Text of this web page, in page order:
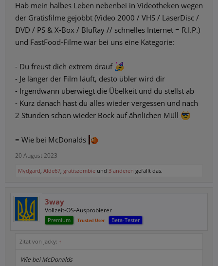
Hab mein halbes Leben nebenbei in Videotheken wegen
der Gratisfilme gejobbt (Video 2000 / VHS / LaserDisc /
DVD / PS & X-Box / BluRay // schnelles Internet = R.I.P.)
und FastFood-Filme war bei uns eine Kategorie:
- Du freust dich extrem drauf
- Je länger der Film läuft, desto übler wird dir
- Irgendwann überwiegt die Übelkeit und du stellst ab
- Kurz danach hast du alles wieder vergessen und nach
2 Stunden schon wieder Bock auf ähnlichen Müll
= Wie bei McDonalds
20 August 2023
Mydgard, Alde67, gratiszombie und 3 anderen gefällt das.
3way
Vollzeit-OS-Ausprobierer
Premium Trusted User Beta-Tester
Zitat von Jacky: ↑
Wie bei McDonalds